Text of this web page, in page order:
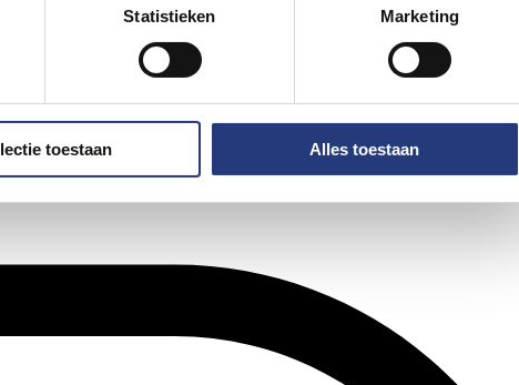
Statistieken Marketing
toestaan Alles toestaan